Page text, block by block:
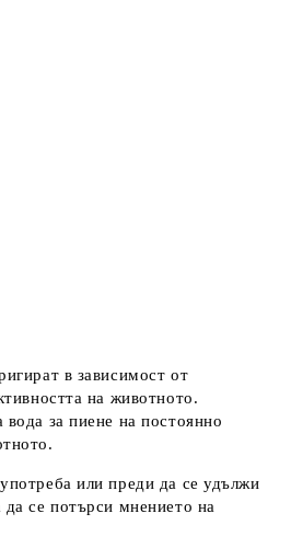
в зависимост от
на животното.
вода за пиене на постоянно
или преди да се удължи
се потърси мнението на